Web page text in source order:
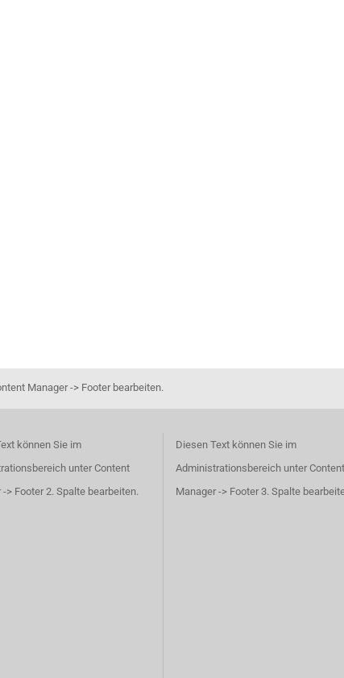
Manager -> Footer bearbeiten.
können Sie im
unter Content
-> Footer 2. Spalte bearbeiten.
Diesen Text können Sie im
Administrationsbereich unter Content
Manager -> Footer 3. Spalte